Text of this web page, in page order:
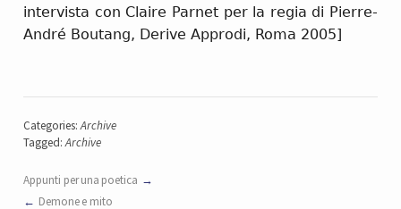
intervista con Claire Parnet per la regia di Pierre-
André Boutang, Derive Approdi, Roma 2005]
Categories:Archive
Tagged:Archive
Appunti per una poetica
Demone e mito